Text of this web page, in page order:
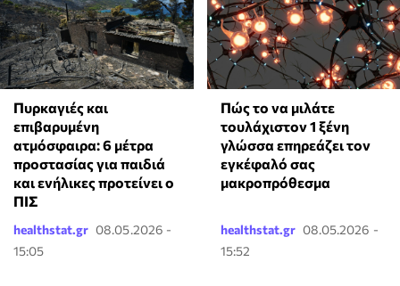
Πυρκαγιές και
επιβαρυμένη
ατμόσφαιρα: 6 μέτρα
προστασίας για παιδιά
και ενήλικες προτείνει ο
ΠΙΣ
healthstat.gr 08.05.2026 -
15:05
⁠Πώς το να μιλάτε
τουλάχιστον 1 ξένη
γλώσσα επηρεάζει τον
εγκέφαλό σας
μακροπρόθεσμα
healthstat.gr 08.05.2026 -
15:52